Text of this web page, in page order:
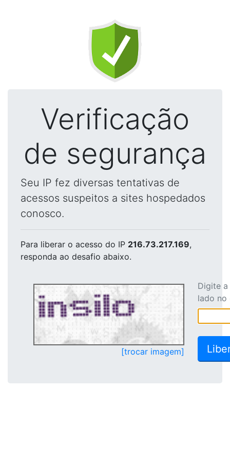
Verificação
de segurança
Seu IP fez diversas tentativas de
acessos suspeitos a sites hospedados
conosco.
Para liberar o acesso do IP 216.73.217.169,
responda ao desafio abaixo.
[trocar imagem]
Digite
lado no